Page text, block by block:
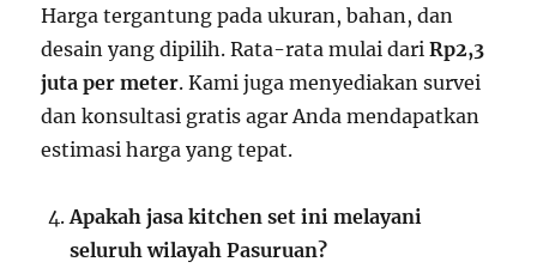
Harga tergantung pada ukuran, bahan, dan
desain yang dipilih. Rata-rata mulai dariRp2,3
juta per meter. Kami juga menyediakan survei
dan konsultasi gratis agar Anda mendapatkan
estimasi harga yang tepat.
Apakah jasa kitchen set ini melayani
seluruh wilayah Pasuruan?